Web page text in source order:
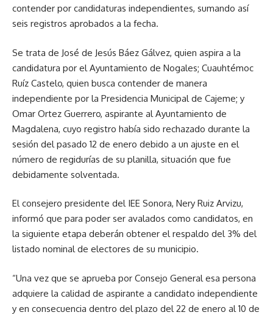
contender por candidaturas independientes, sumando así
seis registros aprobados a la fecha.
Se trata de José de Jesús Báez Gálvez, quien aspira a la
candidatura por el Ayuntamiento de Nogales; Cuauhtémoc
Ruíz Castelo, quien busca contender de manera
independiente por la Presidencia Municipal de Cajeme; y
Omar Ortez Guerrero, aspirante al Ayuntamiento de
Magdalena, cuyo registro había sido rechazado durante la
sesión del pasado 12 de enero debido a un ajuste en el
número de regidurías de su planilla, situación que fue
debidamente solventada.
El consejero presidente del IEE Sonora, Nery Ruiz Arvizu,
informó que para poder ser avalados como candidatos, en
la siguiente etapa deberán obtener el respaldo del 3% del
listado nominal de electores de su municipio.
“Una vez que se aprueba por Consejo General esa persona
adquiere la calidad de aspirante a candidato independiente
y en consecuencia dentro del plazo del 22 de enero al 10 de